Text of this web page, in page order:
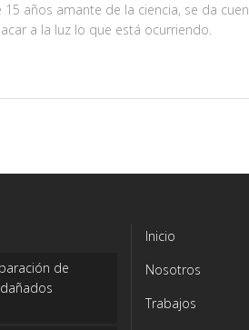
15 años amante de la ciencia, se da
a la luz lo que está ocurriendo.
de
Inicio
Nosotros
Trabajos